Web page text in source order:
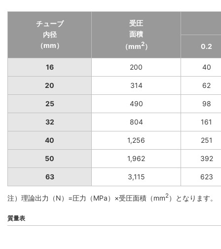
チューブ
内径
（mm）
受圧
面積
（mm2） 0.2
16 200 40
20 314 62
25 490 98
32 804 161
40 1,256 251
50 1,962 392
63 3,115 623
注）理論出力（N）=圧力（MPa）×受圧面積（mm2）となります。
質量表